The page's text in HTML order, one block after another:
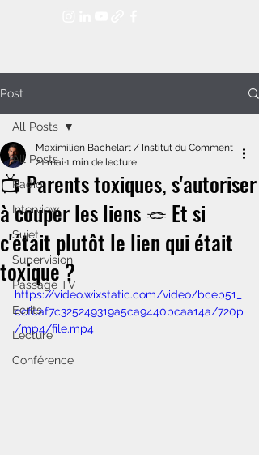
Post
All Posts
Radio
Interview
Sujet
Supervision
Passage TV
Ecrits
Lecture
Conférence
All Posts
📺 Parents toxiques, s'autoriser
à couper les liens 🪢 Et si
c'était plutôt le lien qui était
toxique ?
Maximilien Bachelart / Institut du Comment
21 mai 1 min de lecture
https://video.wixstatic.com/video/bceb51_
ccfcaf7c325249319a5ca9440bcaa14a/720p
/mp4/file.mp4